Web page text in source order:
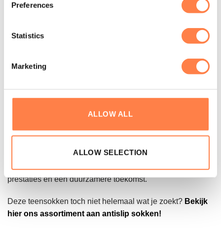
Preferences
Statistics
Marketing
ALLOW ALL
ALLOW SELECTION
sokken beschadigen
ToeSox introduceerde de innovatieve sok met vijf tenen,
die zorgt voor een perfecte pasvorm en voorkomt dat de
sokken schuiven of draaien. Dit ontwerp bevordert de
Met de focus op duurzaamheid, maakt ToeSox producten
die lang meegaan en de impact op de planeet
moedigen we een verantwoorde manier van consumeren
aan. ToeSox biedt de ultieme combinatie van comfort,
prestaties en een duurzamere toekomst.
Deze teensokken toch niet helemaal wat je zoekt? Bekijk
hier ons assortiment aan antislip sokken!